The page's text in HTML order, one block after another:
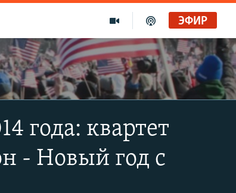
ЭФИР
года: квартет
- Новый год с